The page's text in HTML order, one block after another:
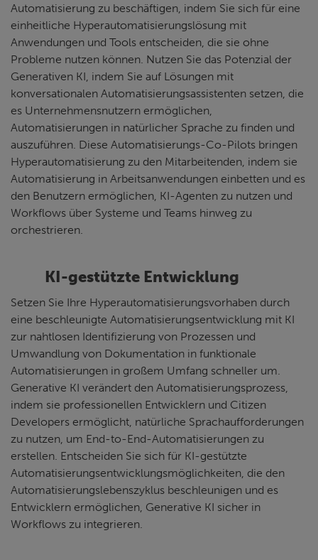
Automatisierung zu beschäftigen, indem Sie sich für eine
einheitliche Hyperautomatisierungslösung mit
Anwendungen und Tools entscheiden, die sie ohne
Probleme nutzen können. Nutzen Sie das Potenzial der
Generativen KI, indem Sie auf Lösungen mit
konversationalen Automatisierungsassistenten setzen, die
es Unternehmensnutzern ermöglichen,
Automatisierungen in natürlicher Sprache zu finden und
auszuführen. Diese Automatisierungs-Co-Pilots bringen
Hyperautomatisierung zu den Mitarbeitenden, indem sie
Automatisierung in Arbeitsanwendungen einbetten und es
den Benutzern ermöglichen, KI-Agenten zu nutzen und
Workflows über Systeme und Teams hinweg zu
orchestrieren.
KI-gestützte Entwicklung
Setzen Sie Ihre Hyperautomatisierungsvorhaben durch
eine beschleunigte Automatisierungsentwicklung mit KI
zur nahtlosen Identifizierung von Prozessen und
Umwandlung von Dokumentation in funktionale
Automatisierungen in großem Umfang schneller um.
Generative KI verändert den Automatisierungsprozess,
indem sie professionellen Entwicklern und Citizen
Developers ermöglicht, natürliche Sprachaufforderungen
zu nutzen, um End-to-End-Automatisierungen zu
erstellen. Entscheiden Sie sich für KI-gestützte
Automatisierungsentwicklungsmöglichkeiten, die den
Automatisierungslebenszyklus beschleunigen und es
Entwicklern ermöglichen, Generative KI sicher in
Workflows zu integrieren.